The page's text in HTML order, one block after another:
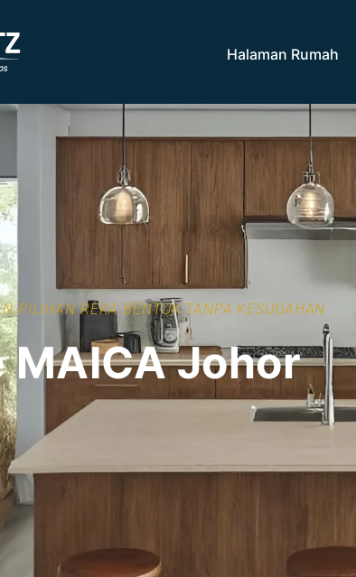
Halaman Rumah
PILIHAN REKA BENTUK TANPA KESUDAHAN
MAICA Johor